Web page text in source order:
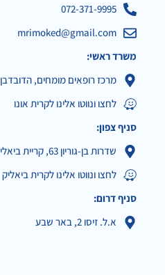
072-371-9995
mrimoked@gmail.com
משרד ראשי:
מרכז רופאים מומחים, הדובדבן 7 קריית אונו
לחצו ונווטו אלינו לקרית אונו
סניף צפון:
שדרות בן-גוריון 63, קריית ביאליק
לחצו ונווטו אלינו לקרית ביאליק
סניף דרום:
א.ל. זיסו 2, באר שבע